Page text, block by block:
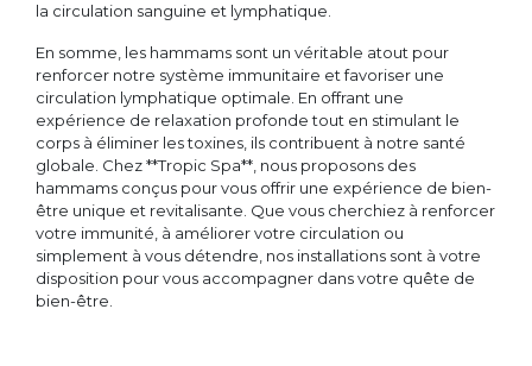
la circulation sanguine et lymphatique.
En somme, les hammams sont un véritable atout pour
renforcer notre système immunitaire et favoriser une
circulation lymphatique optimale. En offrant une
expérience de relaxation profonde tout en stimulant le
corps à éliminer les toxines, ils contribuent à notre santé
globale. Chez **Tropic Spa**, nous proposons des
hammams conçus pour vous offrir une expérience de bien-
être unique et revitalisante. Que vous cherchiez à renforcer
votre immunité, à améliorer votre circulation ou
simplement à vous détendre, nos installations sont à votre
disposition pour vous accompagner dans votre quête de
bien-être.